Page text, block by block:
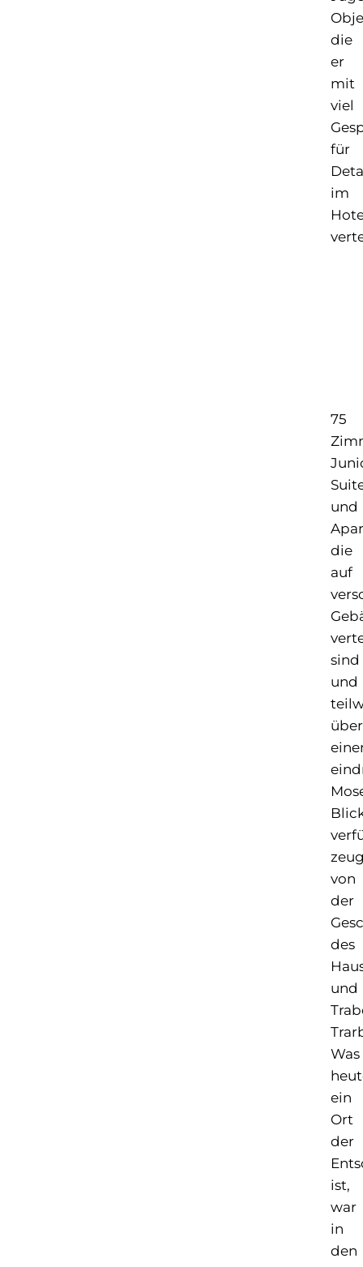
die
er
mit
viel
für
im
75
und
die
auf
sind
und
über
von
der
des
und
Was
ein
Ort
der
ist,
war
in
den